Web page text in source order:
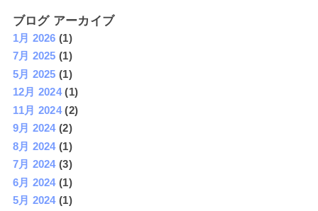
ブログ アーカイブ
1月 2026 (1)
7月 2025 (1)
5月 2025 (1)
12月 2024(1)
11月 2024(2)
9月 2024(2)
8月 2024(1)
7月 2024(3)
6月 2024(1)
5月 2024(1)